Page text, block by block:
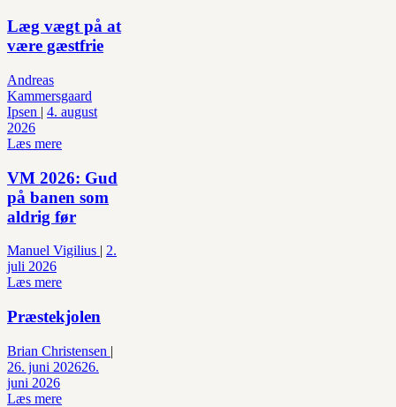
Læg vægt på at
være gæstfrie
Andreas
Kammersgaard
Ipsen | 4. august
2026
Læs mere
VM 2026: Gud
på banen som
aldrig før
Manuel Vigilius | 2.
juli 2026
Læs mere
Præstekjolen
Brian Christensen |
26. juni 202626.
juni 2026
Læs mere